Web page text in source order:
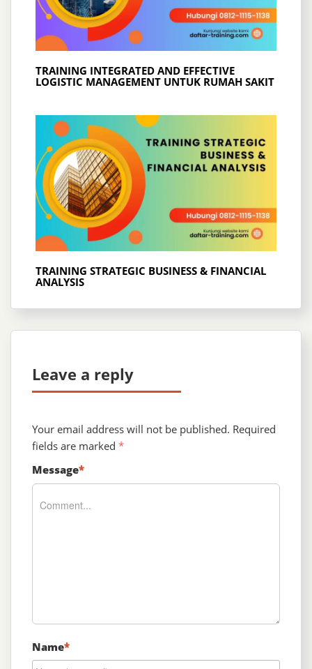
TRAINING INTEGRATED AND EFFECTIVE
LOGISTIC MANAGEMENT UNTUK RUMAH SAKIT
TRAINING STRATEGIC BUSINESS & FINANCIAL
ANALYSIS
Leave a reply
Your email address will not be published. Required
fields are marked *
Message*
Name*